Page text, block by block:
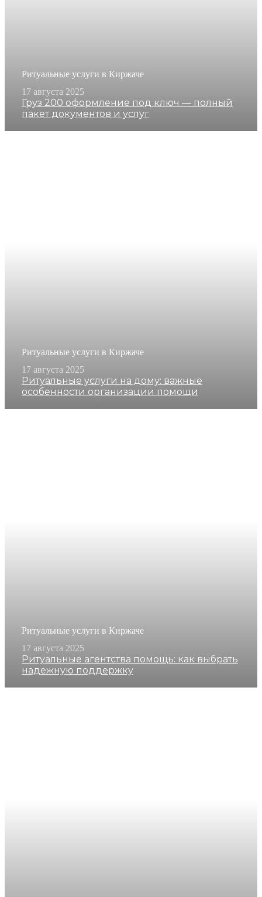
Ритуальные услуги в Киржаче
17 августа 2025
Груз 200 оформление под ключ — полный
пакет документов и услуг
Ритуальные услуги в Киржаче
17 августа 2025
Ритуальные услуги на дому: важные
особенности организации помощи
Ритуальные услуги в Киржаче
17 августа 2025
Ритуальные агентства помощь: как выбрать
надежную поддержку